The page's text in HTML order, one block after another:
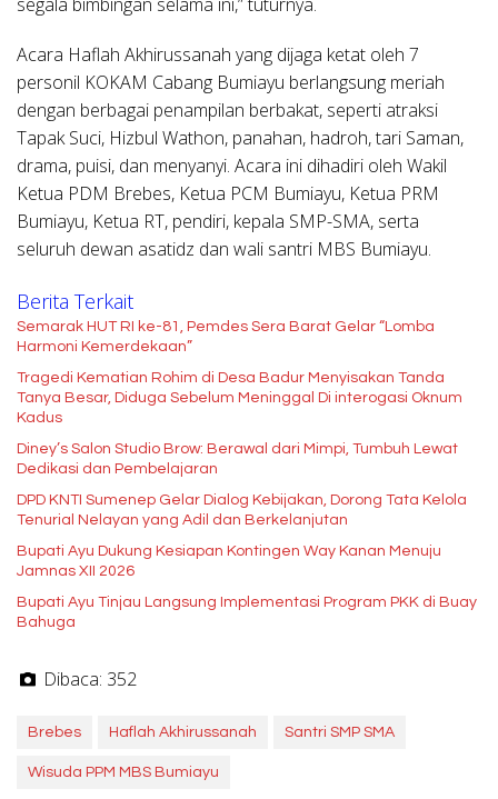
Acara Haflah Akhirussanah yang dijaga ketat oleh 7
personil KOKAM Cabang Bumiayu berlangsung meriah
dengan berbagai penampilan berbakat, seperti atraksi
Tapak Suci, Hizbul Wathon, panahan, hadroh, tari Saman,
drama, puisi, dan menyanyi. Acara ini dihadiri oleh Wakil
Ketua PDM Brebes, Ketua PCM Bumiayu, Ketua PRM
Bumiayu, Ketua RT, pendiri, kepala SMP-SMA, serta
seluruh dewan asatidz dan wali santri MBS Bumiayu.
Berita Terkait
Semarak HUT RI ke-81, Pemdes Sera Barat Gelar “Lomba
Harmoni Kemerdekaan”
Tragedi Kematian Rohim di Desa Badur Menyisakan Tanda
Tanya Besar, Diduga Sebelum Meninggal Di interogasi Oknum
Kadus
Diney’s Salon Studio Brow: Berawal dari Mimpi, Tumbuh Lewat
Dedikasi dan Pembelajaran
DPD KNTI Sumenep Gelar Dialog Kebijakan, Dorong Tata Kelola
Tenurial Nelayan yang Adil dan Berkelanjutan
Bupati Ayu Dukung Kesiapan Kontingen Way Kanan Menuju
Jamnas XII 2026
Bupati Ayu Tinjau Langsung Implementasi Program PKK di Buay
Bahuga
Dibaca: 352
Brebes Haflah Akhirussanah Santri SMP SMA
Wisuda PPM MBS Bumiayu